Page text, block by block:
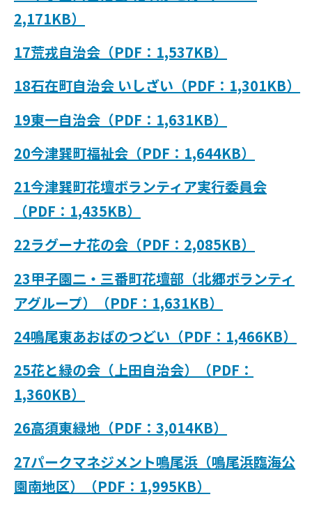
2,171KB）
17荒戎自治会（PDF：1,537KB）
18石在町自治会 いしざい（PDF：1,301KB）
19東一自治会（PDF：1,631KB）
20今津巽町福祉会（PDF：1,644KB）
21今津巽町花壇ボランティア実行委員会
（PDF：1,435KB）
22ラグーナ花の会（PDF：2,085KB）
23甲子園二・三番町花壇部（北郷ボランティ
アグループ）（PDF：1,631KB）
24鳴尾東あおばのつどい（PDF：1,466KB）
25花と緑の会（上田自治会）（PDF：
1,360KB）
26高須東緑地（PDF：3,014KB）
27パークマネジメント鳴尾浜（鳴尾浜臨海公
園南地区）（PDF：1,995KB）